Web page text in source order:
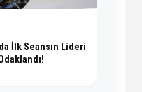
İlk Seansın Lideri